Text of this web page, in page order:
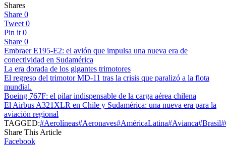
Shares
Share 0
Tweet 0
Pin it 0
Share 0
Embraer E195-E2: el avión que impulsa una nueva era de
conectividad en Sudamérica
La era dorada de los gigantes trimotores
El regreso del trimotor MD-11 tras la crisis que paralizó a la flota
mundial.
Boeing 767F: el pilar indispensable de la carga aérea chilena
El Airbus A321XLR en Chile y Sudamérica: una nueva era para la
aviación regional
TAGGED:#Aerolíneas#Aeronaves#AméricaLatina#Avianca#Brasil
Share This Article
Facebook